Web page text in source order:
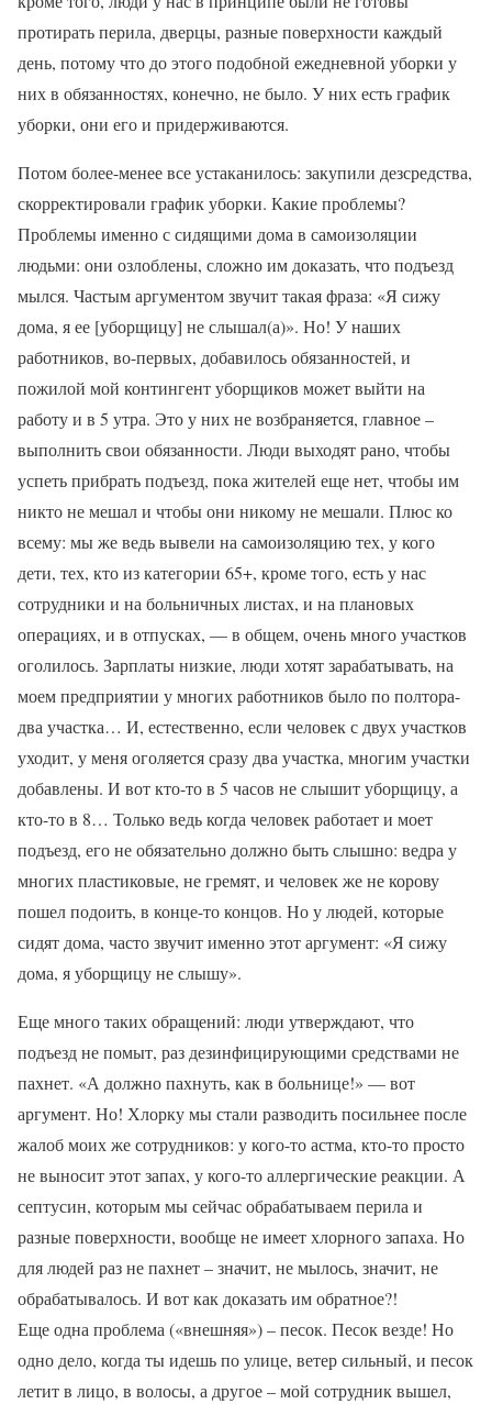
протирать перила, дверцы, разные поверхности каждый
день, потому что до этого подобной ежедневной уборки у
них в обязанностях, конечно, не было. У них есть график
уборки, они его и придерживаются.
Потом более-менее все устаканилось: закупили дезсредства,
скорректировали график уборки. Какие проблемы?
Проблемы именно с сидящими дома в самоизоляции
людьми: они озлоблены, сложно им доказать, что подъезд
мылся. Частым аргументом звучит такая фраза: «Я сижу
дома, я ее [уборщицу] не слышал(а)». Но! У наших
работников, во-первых, добавилось обязанностей, и
пожилой мой контингент уборщиков может выйти на
работу и в 5 утра. Это у них не возбраняется, главное –
выполнить свои обязанности. Люди выходят рано, чтобы
успеть прибрать подъезд, пока жителей еще нет, чтобы им
никто не мешал и чтобы они никому не мешали. Плюс ко
всему: мы же ведь вывели на самоизоляцию тех, у кого
дети, тех, кто из категории 65+, кроме того, есть у нас
сотрудники и на больничных листах, и на плановых
операциях, и в отпусках, — в общем, очень много участков
оголилось. Зарплаты низкие, люди хотят зарабатывать, на
моем предприятии у многих работников было по полтора-
два участка… И, естественно, если человек с двух участков
уходит, у меня оголяется сразу два участка, многим участки
добавлены. И вот кто-то в 5 часов не слышит уборщицу, а
кто-то в 8… Только ведь когда человек работает и моет
подъезд, его не обязательно должно быть слышно: ведра у
многих пластиковые, не гремят, и человек же не корову
пошел подоить, в конце-то концов. Но у людей, которые
сидят дома, часто звучит именно этот аргумент: «Я сижу
дома, я уборщицу не слышу».
Еще много таких обращений: люди утверждают, что
подъезд не помыт, раз дезинфицирующими средствами не
пахнет. «А должно пахнуть, как в больнице!» — вот
аргумент. Но! Хлорку мы стали разводить посильнее после
жалоб моих же сотрудников: у кого-то астма, кто-то просто
не выносит этот запах, у кого-то аллергические реакции. А
септусин, которым мы сейчас обрабатываем перила и
разные поверхности, вообще не имеет хлорного запаха. Но
для людей раз не пахнет – значит, не мылось, значит, не
обрабатывалось. И вот как доказать им обратное?!
Еще одна проблема («внешняя») – песок. Песок везде! Но
одно дело, когда ты идешь по улице, ветер сильный, и песок
летит в лицо, в волосы, а другое – мой сотрудник вышел,